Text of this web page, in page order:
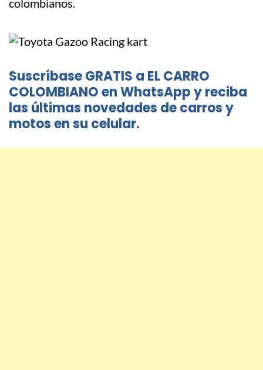
colombianos.
Suscríbase GRATIS a EL CARRO
COLOMBIANO en WhatsApp y reciba
las últimas novedades de carros y
motos en su celular.